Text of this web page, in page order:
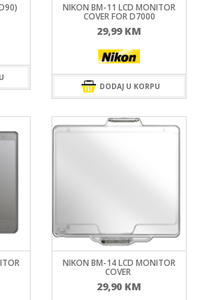
NIKON BM-11 LCD MONITOR
COVER FOR D7000
29,99 KM
DODAJ U KORPU
NIKON BM-14 LCD MONITOR
COVER 
29,90 KM